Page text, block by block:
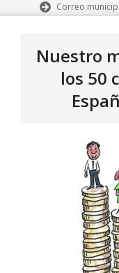
Correo
Nuestro
los 50